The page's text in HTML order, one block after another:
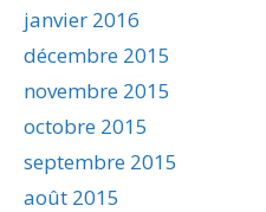
janvier 2016
décembre 2015
novembre 2015
octobre 2015
septembre 2015
août 2015